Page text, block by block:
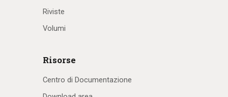
Riviste
Volumi
Risorse
Centro di Documentazione